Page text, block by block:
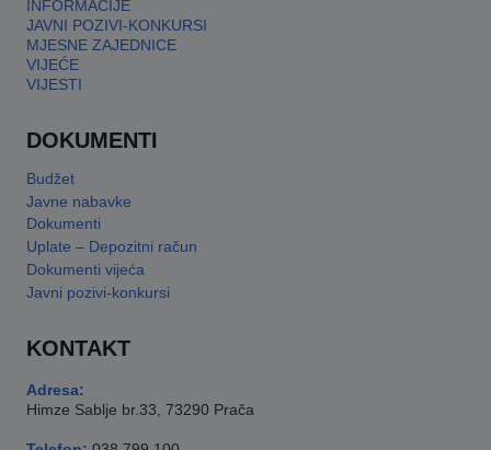
INFORMACIJE
JAVNI POZIVI-KONKURSI
MJESNE ZAJEDNICE
VIJEĆE
VIJESTI
DOKUMENTI
Budžet
Javne nabavke
Dokumenti
Uplate – Depozitni račun
Dokumenti vijeća
Javni pozivi-konkursi
KONTAKT
Adresa:
Himze Sablje br.33, 73290 Prača